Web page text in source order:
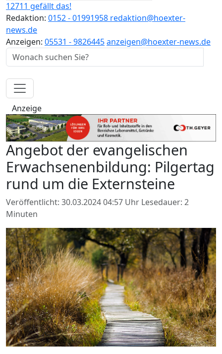
12711 gefällt das!
Redaktion: 0152 - 01991958 redaktion@hoexter-
news.de
Anzeigen: 05531 - 9826445anzeigen@hoexter-news.de
Anzeige
Angebot der evangelischen
Erwachsenenbildung: Pilgertag
rund um die Externsteine
Veröffentlicht: 30.03.2024 04:57 Uhr Lesedauer: 2
Minuten